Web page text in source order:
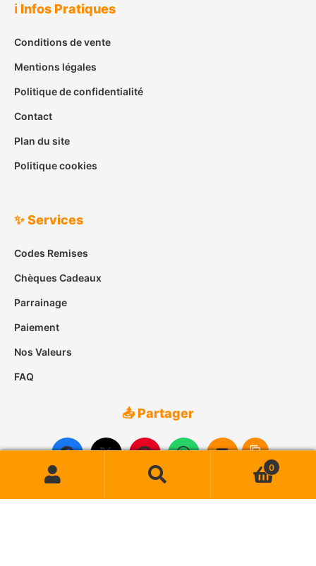
ℹ️ Infos Pratiques
Conditions de vente
Mentions légales
Politique de confidentialité
Contact
Plan du site
Politique cookies
✨ Services
Codes Remises
Chèques Cadeaux
Parrainage
Paiement
Nos Valeurs
FAQ
📤 Partager
Recherche
pour :
Recherche
0